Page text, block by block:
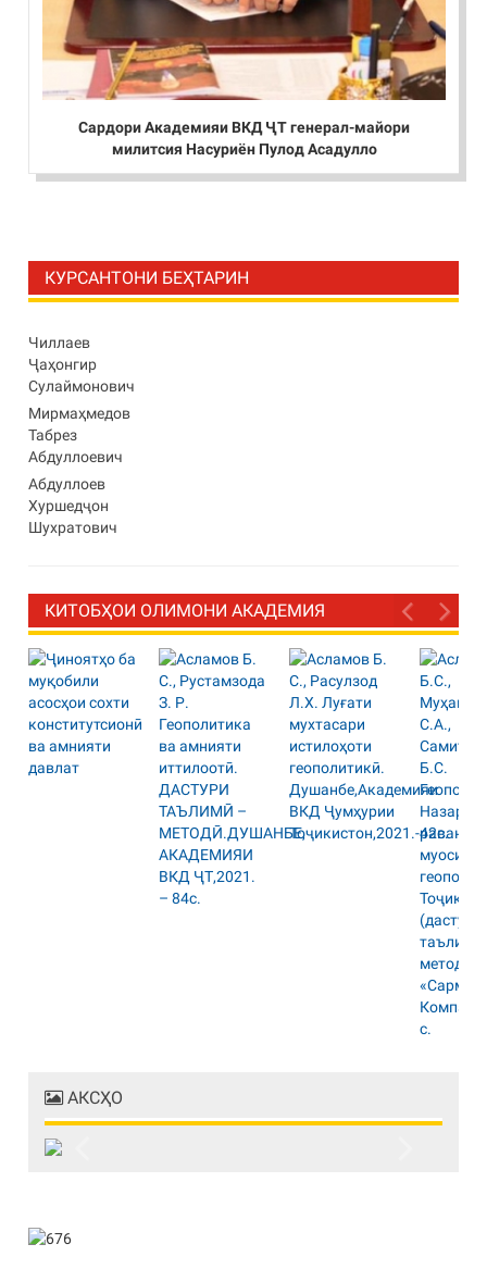
Сардори Академияи ВКД ҶТ генерал-майори
милитсия Насуриён Пулод Асадулло
КУРСАНТОНИ БЕҲТАРИН
Чиллаев
Ҷаҳонгир
Сулаймонович
Мирмаҳмедов
Табрез
Абдуллоевич
Абдуллоев
Хуршедҷон
Шухратович
КИТОБҲОИ ОЛИМОНИ АКАДЕМИЯ
АКСҲО